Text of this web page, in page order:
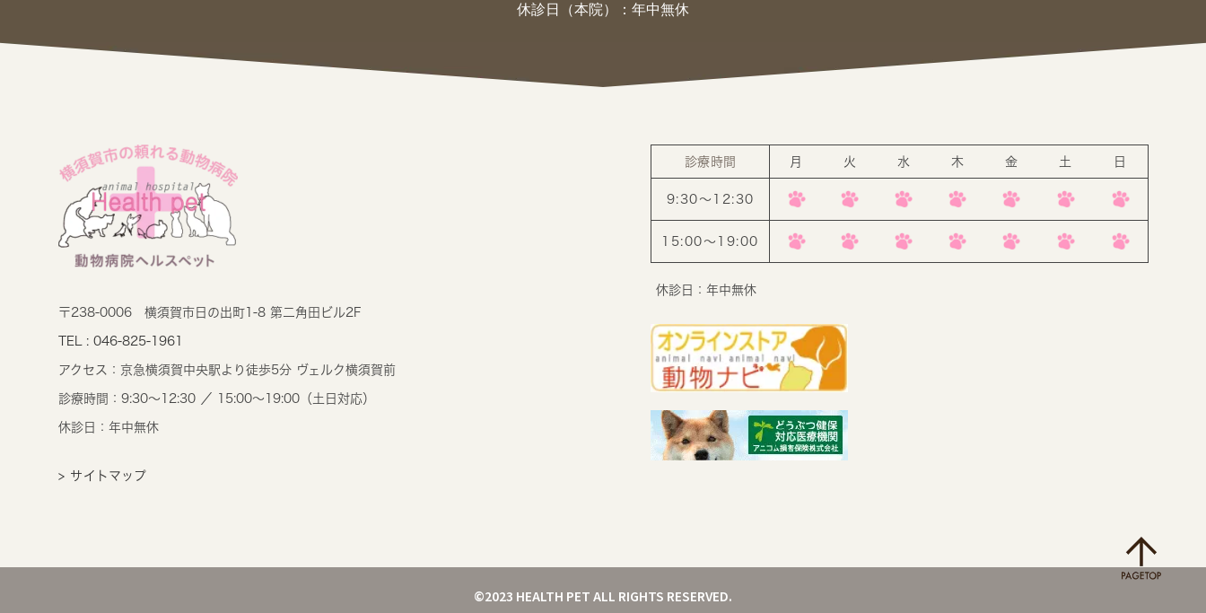
休診日（本院）：年中無休
〒238-0006 横須賀市日の出町1-8 第二角田ビル2F
TEL : 046-825-1961
アクセス： 京急横須賀中央駅より徒歩5分 ヴェルク横須賀前
診療時間： 9:30～12:30 ／ 15:00～19:00（土日対応）
休診日：年中無休
> サイトマップ
診療時間 月 火 水 木 金 土 日
9:30〜12:30
15:00〜19:00
休診日：年中無休
©2023 HEALTH PET ALL RIGHTS RESERVED.